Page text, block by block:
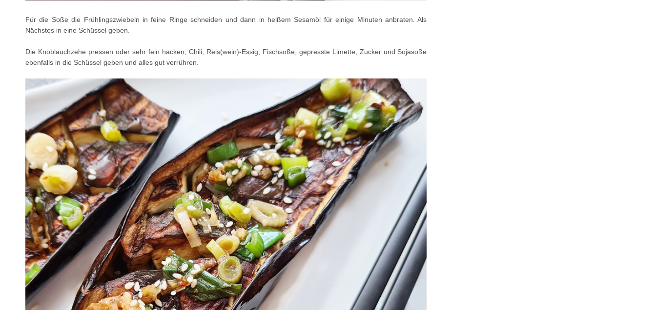
Für die Soße die Frühlingszwiebeln in feine Ringe schneiden und dann in heißem Sesamöl für einige Minuten anbraten. Als
Nächstes in eine Schüssel geben.
Die Knoblauchzehe pressen oder sehr fein hacken, Chili, Reis(wein)-Essig, Fischsoße, gepresste Limette, Zucker und Sojasoße
ebenfalls in die Schüssel geben und alles gut verrühren.